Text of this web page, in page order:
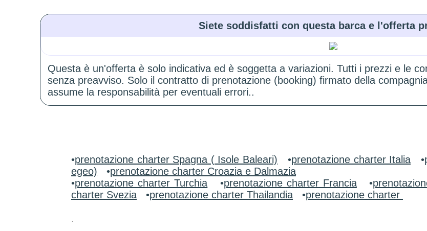
Siete soddisfatti con questa barca e l'offerta
Questa è un'offerta è solo indicativa ed è soggetta a variazioni. Tutti i prezzi e le
senza preavviso. Solo il contratto di prenotazione (booking) firmato della
assume la responsabilità per eventuali errori..
•prenotazione charter Spagna ( Isole Baleari) •prenotazione charter Italia •
egeo) •prenotazione charter Croazia e Dalmazia
•prenotazione charter Turchia •prenotazione charter Francia•
charter Svezia •prenotazione charter Thailandia •prenotazione charter
.